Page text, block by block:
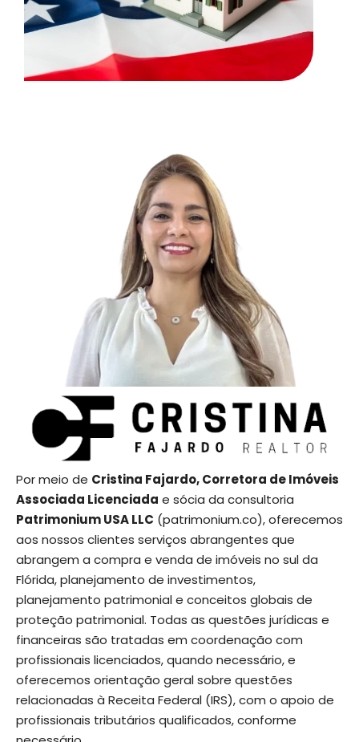
Por meio de Cristina Fajardo, Corretora de Imóveis
Associada Licenciada e sócia da consultoria
Patrimonium USA LLC (patrimonium.co), oferecemos
aos nossos clientes serviços abrangentes que
abrangem a compra e venda de imóveis no sul da
Flórida, planejamento de investimentos,
planejamento patrimonial e conceitos globais de
proteção patrimonial. Todas as questões jurídicas e
financeiras são tratadas em coordenação com
profissionais licenciados, quando necessário, e
oferecemos orientação geral sobre questões
relacionadas à Receita Federal (IRS), com o apoio de
profissionais tributários qualificados, conforme